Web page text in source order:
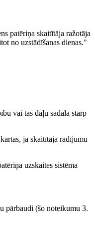
patēriņa skaitītāja ražotāja
no uzstādīšanas dienas."
vai tās daļu sadala starp
ja skaitītāja rādījumu
uzskaites sistēma
pārbaudi (šo noteikumu 3.